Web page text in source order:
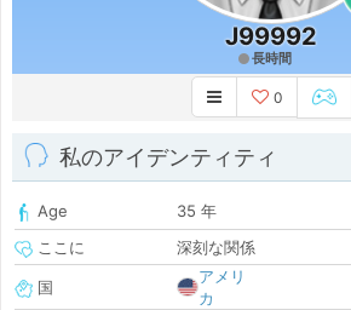
J99992
長時間
0
私のアイデンティティ
Age
35 年
ここに
深刻な関係
国
アメリ
カ